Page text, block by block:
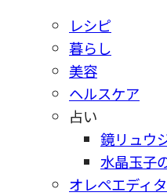
レシピ
暮らし
美容
ヘルスケア
占い
鏡リュウ
水晶玉子
オレペエディ